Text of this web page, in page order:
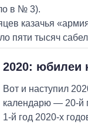
в № 3).
казачья
пяти тысяч
2020: юбилеи
Вот и наступил
календарю — 20-й
1-й год 2020-х